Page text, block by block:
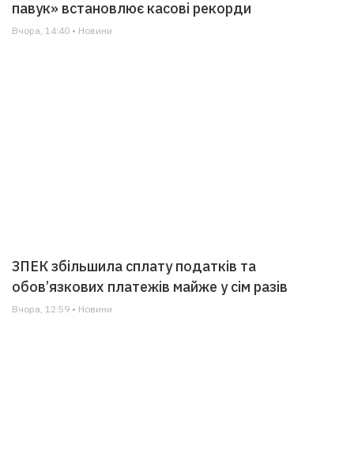
павук» встановлює касові рекорди
Вчора, 14:40 • Новини
ЗПЕК збільшила сплату податків та
обов’язкових платежів майже у сім разів
Вчора, 12:59 • Новини